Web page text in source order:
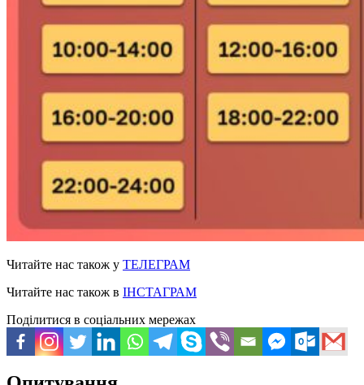
Читайте нас також у ТЕЛЕГРАМ
Читайте нас також в ІНСТАГРАМ
Поділитися в соціальних мережах